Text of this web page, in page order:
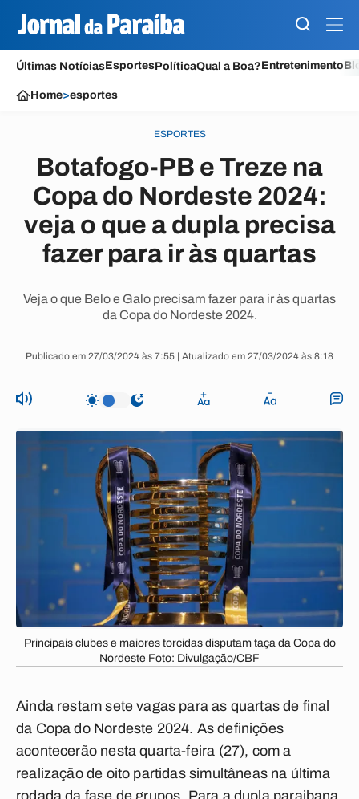
Últimas NotíciasEsportesPolíticaQual a Boa?Entretenimento
Home>esportes
ESPORTES
Botafogo-PB e Treze na
Copa do Nordeste 2024:
veja o que a dupla precisa
fazer para ir às quartas
Veja o que Belo e Galo precisam fazer para ir às quartas
da Copa do Nordeste 2024.
Publicado em 27/03/2024 às 7:55 | Atualizado em 27/03/2024 às 8:18
Principais clubes e maiores torcidas disputam taça da Copa do
Nordeste Foto: Divulgação/CBF
Ainda restam sete vagas para as quartas de final
da Copa do Nordeste 2024. As definições
acontecerão nesta quarta-feira (27), com a
realização de oito partidas simultâneas na última
rodada da fase de grupos. Para a dupla paraibana